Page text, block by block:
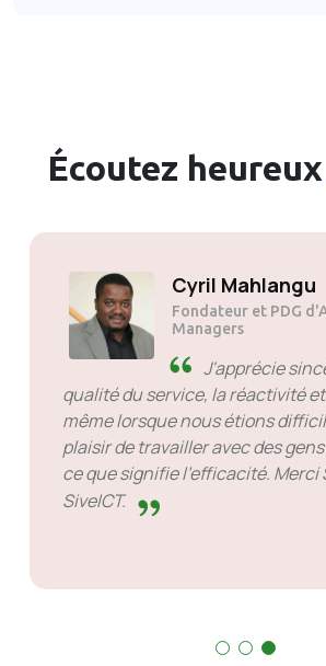
Écoutez heureux
Cyril Mahlangu
Fondateur et PDG
Managers
J'apprécie
qualité du service, la réactivité
même lorsque nous étions
plaisir de travailler avec des
ce que signifie l'efficacité. Merci
SiveICT.